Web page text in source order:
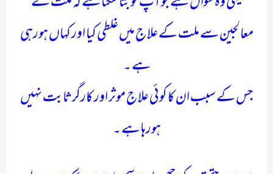
معالجین سے ملت کے علاج میں غلطی کیا اور کہاں ہورہی
ہے ۔
جس کے سبب ان کا کوئی علاج موثر اور کارگر ثابت نہیں
ہورہا ہے ۔